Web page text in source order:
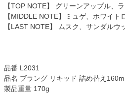
【TOP NOTE】 グリーンアップル、
【MIDDLE NOTE】ミュゲ、ホワイ
【LAST NOTE】 ムスク、サンダルウ
品番 L2031
品名 ブラング リキッド 詰め替え
製品重量 170g